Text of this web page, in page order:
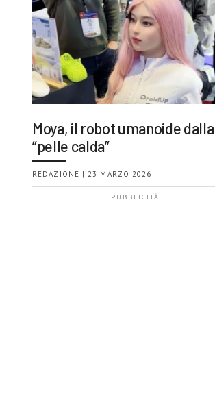
Moya, il robot umanoide dalla
“pelle calda”
REDAZIONE | 23 MARZO 2026